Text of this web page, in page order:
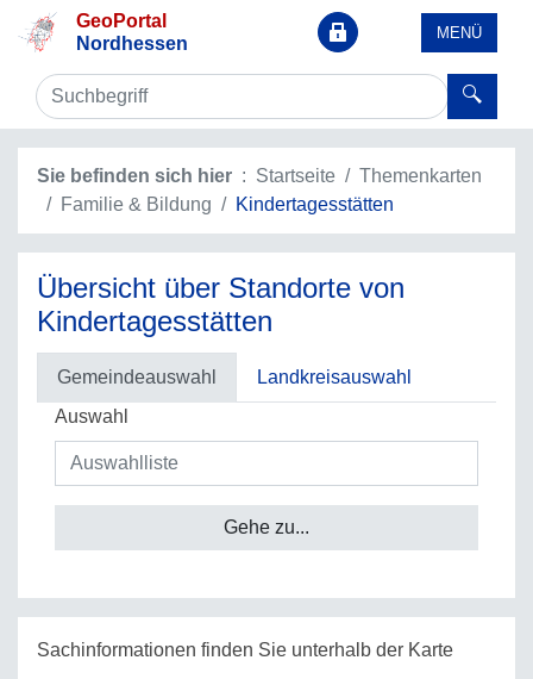
GeoPortal
Nordhessen
MENÜ
Sie befinden sich hier Startseite
Themenkarten
Familie & Bildung
Kindertagesstätten
Übersicht über Standorte von
Kindertagesstätten
Gemeindeauswahl
Landkreisauswahl
Auswahl
Gehe zu...
Sachinformationen finden Sie unterhalb der Karte